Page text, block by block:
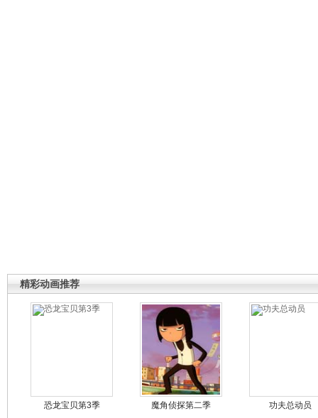
精彩动画推荐
恐龙宝贝第3季 魔角侦探第二季 功夫总动员